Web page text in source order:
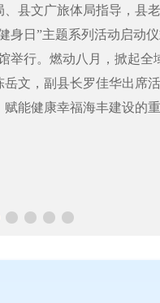
文广旅体局指导，县老
身日”主题系列活动启动
举行。燃动八月，掀起全
岳文，副县长罗佳华出
能健康幸福海丰建设的